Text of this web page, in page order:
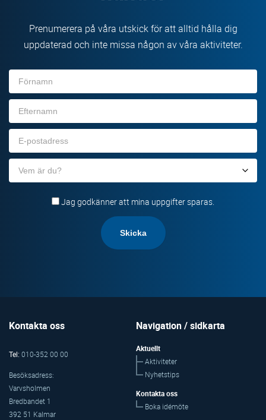
Prenumerera på våra utskick för att alltid hålla dig
uppdaterad och inte missa någon av våra aktiviteter.
Förnamn
Efternamn
post
Organisation
Jag godkänner att mina uppgifter sparas.
Kontakta oss
Tel: 010-352 00 00
Besöksadress:
Varvsholmen
Bredbandet 1
392 51 Kalmar
Navigation / sidkarta
Aktuellt
Aktiviteter
Nyhetstips
Kontakta oss
Boka idémöte